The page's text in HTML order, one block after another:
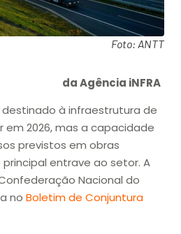
Foto: ANTT
da Agência iNFRA
à infraestrutura de
2026, mas a capacidade
previstos em obras
entrave ao setor. A
Nacional do
no Boletim de Conjuntura